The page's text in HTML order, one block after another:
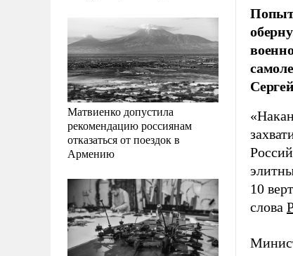
Матвиенко допустила
рекомендацию россиянам
отказаться от поездок в
Армению
10
слова